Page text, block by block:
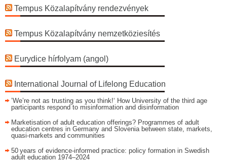
Tempus Közalapítvány rendezvények
Tempus Közalapítvány nemzetköziesítés
Eurydice hírfolyam (angol)
International Journal of Lifelong Education
’We’re not as trusting as you think!‘ How University of the third age
participants respond to misinformation and disinformation
Marketisation of adult education offerings? Programmes of adult
education centres in Germany and Slovenia between state, markets,
quasi-markets and communities
50 years of evidence‑informed practice: policy formation in Swedish
adult education 1974–2024